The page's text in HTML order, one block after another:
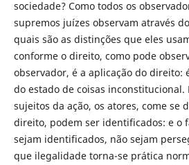
sociedade? Como todos os
supremos juízes observam através
quais são as distinções que eles
conforme o direito, como pode
observador, é a aplicação do direito:
do estado de coisas inconstitucional.
sujeitos da ação, os atores, come se
direito, podem ser identificados: e o
sejam identificados, não sejam
que ilegalidade torna-se prática